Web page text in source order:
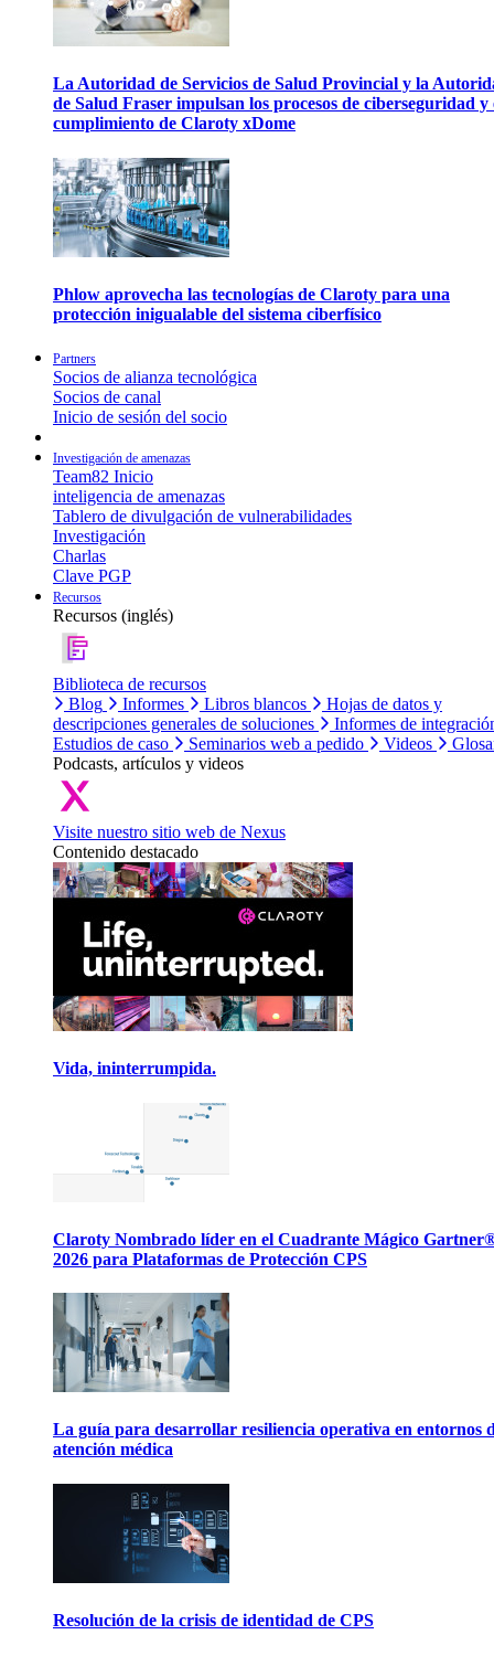
La Autoridad de Servicios de Salud Provincial y la
de Salud Fraser impulsan los procesos de ciberseguridad y
cumplimiento de Claroty xDome
Phlow aprovecha las tecnologías de Claroty para una
protección inigualable del sistema ciberfísico
Partners
Socios de alianza tecnológica
Socios de canal
Inicio de sesión del socio
Investigación de amenazas
Team82 Inicio
inteligencia de amenazas
Tablero de divulgación de vulnerabilidades
Investigación
Charlas
Clave PGP
Recursos
Recursos (inglés)
Biblioteca de recursos
Blog
Informes Libros blancos
Hojas de datos y
descripciones generales de soluciones
Informes de
Estudios de caso
Seminarios web a pedido Videos
Podcasts, artículos y videos
Visite nuestro sitio web de Nexus
Contenido destacado
Vida, ininterrumpida.
Claroty Nombrado líder en el Cuadrante Mágico
2026 para Plataformas de Protección CPS
La guía para desarrollar resiliencia operativa en entornos
atención médica
Resolución de la crisis de identidad de CPS